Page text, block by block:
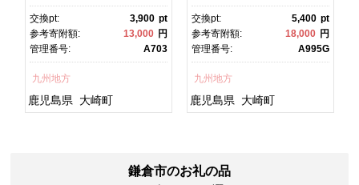
なぎ 鰻 ウナギ 蒲焼き 蒲
焼 かばやき 魚 魚介 魚貝 海
鮮 うな重 ひつまぶし 蒲
焼 訳あり ギフト 人気 おす
半島 A703
交換pt: 3,900 pt
参考寄附額:
13,000 円
管理番号:
A703
九州地方
鹿児島県 大崎町
ばやき unagi うなぎ蒲
焼 土用丑の日 土用の丑の
日 丑の日 魚 魚介 魚貝 海
鮮 うな重 蒲焼 訳あり ギフ
県 大崎町 大隅半
島 A995G 【会員限定のお
礼の品】【うなぎ蒲焼 国
交換pt: 5,400 pt
参考寄附額:
18,000 円
管理番号:
A995G
九州地方
鹿児島県 大崎町
鎌倉市のお礼の品